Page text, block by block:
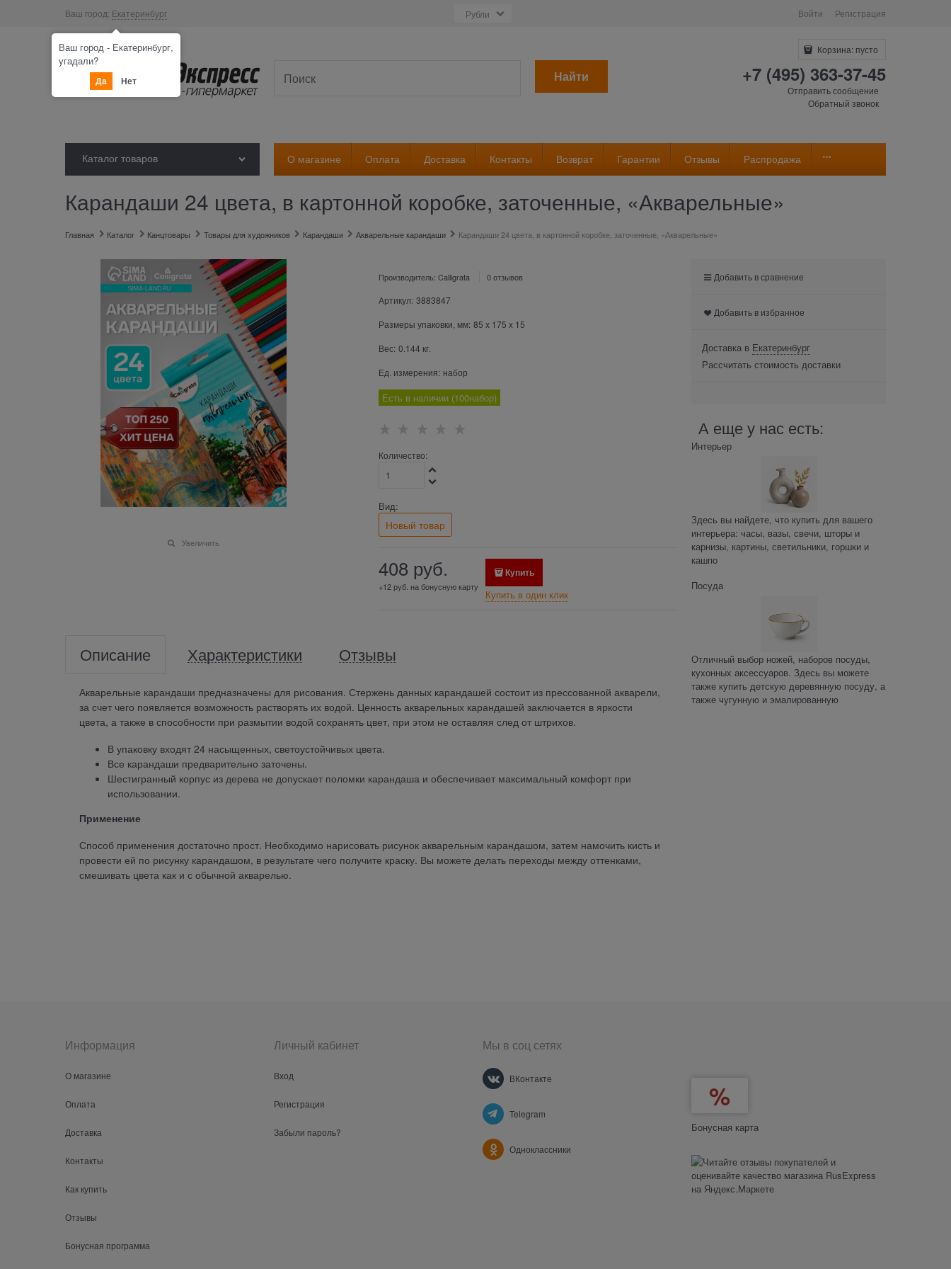
Ваш город: Екатеринбург Войти Регистрация
Найти
Корзина: пусто
+7 (495) 363-37-45
Отправить сообщение
Обратный звонок
Каталог товаров О магазине Оплата Доставка Контакты Возврат Гарантии Отзывы Распродажа
Карандаши 24 цвета, в картонной коробке, заточенные, «Акварельные»
Главная Каталог Канцтовары Товары для художников Карандаши Акварельные карандаши Карандаши 24 цвета, в картонной коробке, заточенные, «Акварельные»
Увеличить
Производитель: Calligrata 0 отзывов
Артикул: 3883847
Размеры упаковки, мм: 85 x 175 x 15
Вес: 0.144 кг.
Ед. измерения: набор
Есть в наличии (100набор)
Количество:
Вид:
Новый товар
408 руб.
+12 руб. на бонусную карту
Купить
Купить в один клик
Описание Характеристики Отзывы
Акварельные карандаши предназначены для рисования. Стержень данных карандашей состоит из прессованной акварели,
за счет чего появляется возможность растворять их водой. Ценность акварельных карандашей заключается в яркости
цвета, а также в способности при размытии водой сохранять цвет, при этом не оставляя след от штрихов.
В упаковку входят 24 насыщенных, светоустойчивых цвета.
Все карандаши предварительно заточены.
Шестигранный корпус из дерева не допускает поломки карандаша и обеспечивает максимальный комфорт при
использовании.
Применение
Способ применения достаточно прост. Необходимо нарисовать рисунок акварельным карандашом, затем намочить кисть и
провести ей по рисунку карандашом, в результате чего получите краску. Вы можете делать переходы между оттенками,
смешивать цвета как и с обычной акварелью.
Добавить в сравнение
Добавить в избранное
Доставка в Екатеринбург
Рассчитать стоимость доставки
А еще у нас есть:
Интерьер
Здесь вы найдете, что купить для вашего
интерьера: часы, вазы, свечи, шторы и
карнизы, картины, светильники, горшки и
кашпо
Посуда
Отличный выбор ножей, наборов посуды,
кухонных аксессуаров. Здесь вы можете
также купить детскую деревянную посуду, а
также чугунную и эмалированную
Информация
О магазине
Оплата
Доставка
Контакты
Как купить
Отзывы
Бонусная программа
Личный кабинет
Вход
Регистрация
Забыли пароль?
Мы в соц сетях
ВКонтакте
Telegram
Одноклассники
Бонусная карта
Ваш город - Екатеринбург,
угадали?
Да Нет